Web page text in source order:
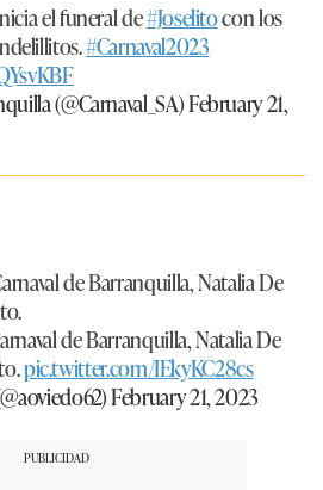
el funeral de#Joselitocon los
#Carnaval2023
(@Carnaval_SA)February 21,
de Barranquilla, Natalia De
de Barranquilla, Natalia De
pic.twitter.com/IEkyKC28cs
February 21, 2023